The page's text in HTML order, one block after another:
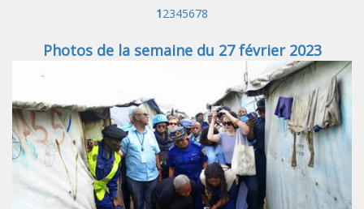
12345678
Photos de la semaine du 27 février 2023